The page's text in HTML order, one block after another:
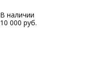
В наличии
10 000 руб.